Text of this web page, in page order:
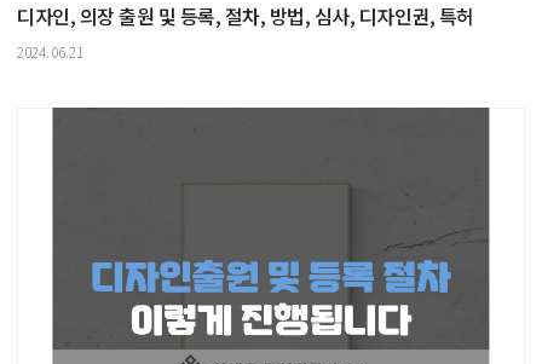
디자인, 의장 출원 및 등록, 절차, 방법, 심사, 디자인권, 특허
2024.06.21